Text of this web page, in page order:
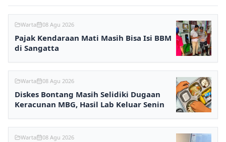
Warta 08 Agu 2026
Pajak Kendaraan Mati Masih Bisa Isi BBM
di Sangatta
Warta 08 Agu 2026
Diskes Bontang Masih Selidiki Dugaan
Keracunan MBG, Hasil Lab Keluar Senin
Warta 08 Agu 2026